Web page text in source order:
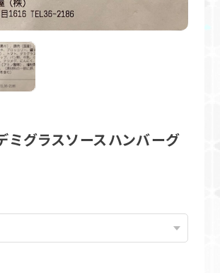
グラスソースハンバーグ